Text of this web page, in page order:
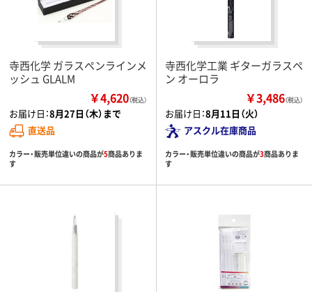
寺西化学 ガラスペンラインメ
ッシュ GLALM
￥4,620（税込）
お届け日：8月27日（木）まで
直送品
カラー・販売単位違いの商品が5商品ありま
す
寺西化学工業 ギターガラスペ
ン オーロラ
￥3,486（税込）
お届け日：8月11日（火）
アスクル在庫商品
カラー・販売単位違いの商品が3商品ありま
す